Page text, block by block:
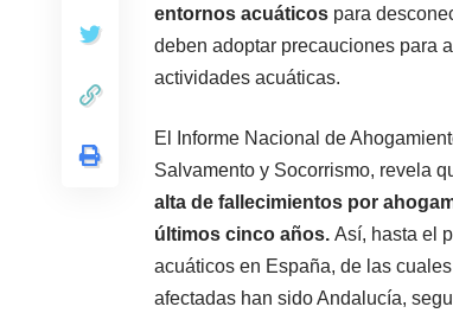
entornos acuáticos para
deben adoptar precauciones para
actividades acuáticas.
El Informe Nacional de
Salvamento y Socorrismo, revela
alta de fallecimientos por
últimos cinco años. Así, hasta el
acuáticos en España, de las
afectadas han sido Andalucía,